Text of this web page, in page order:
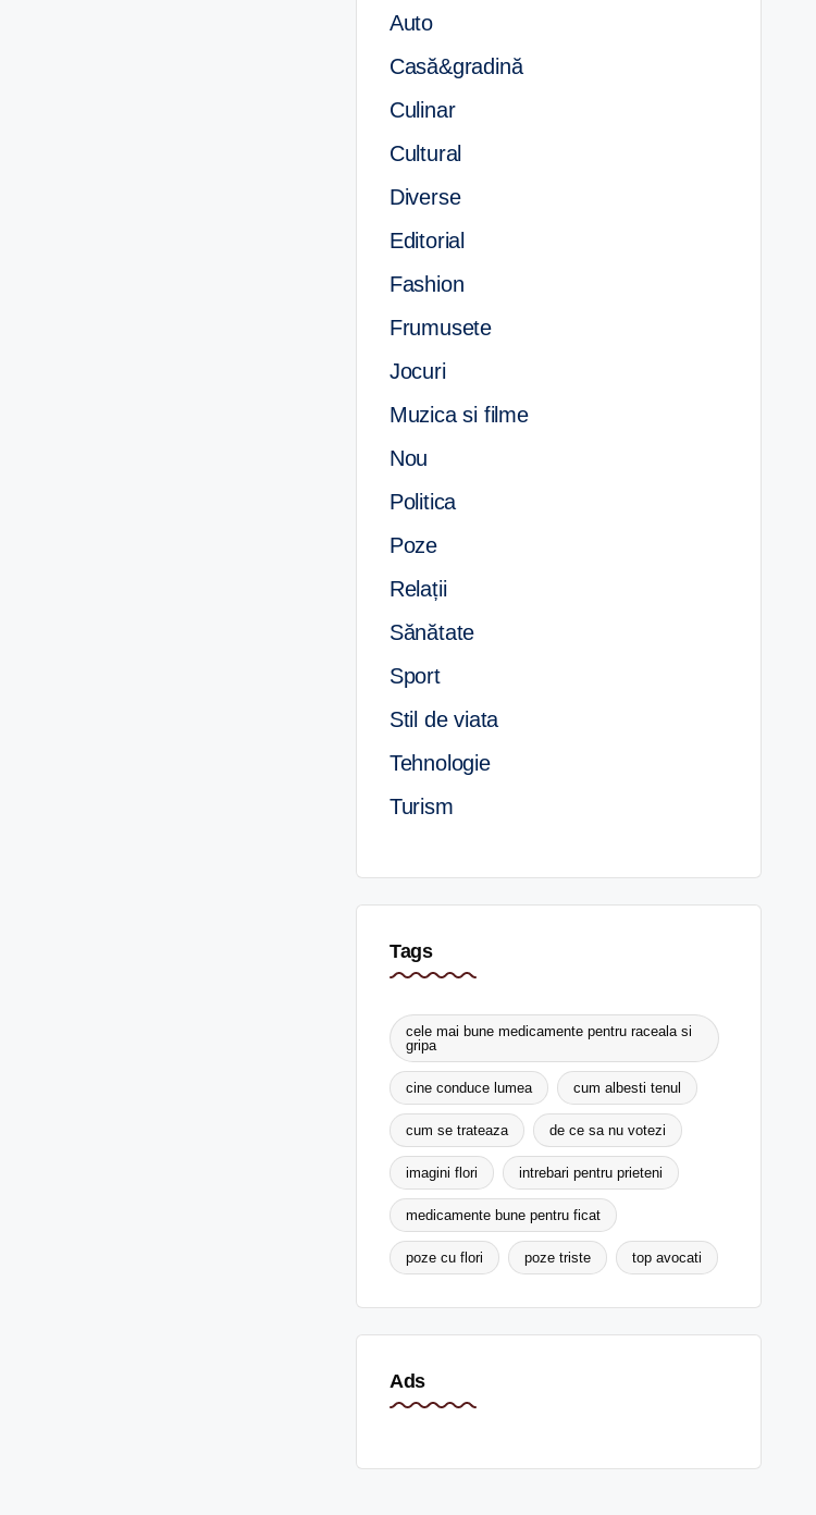
Auto
Casă&gradină
Culinar
Cultural
Diverse
Editorial
Fashion
Frumusete
Jocuri
Muzica si filme
Nou
Politica
Poze
Relații
Sănătate
Sport
Stil de viata
Tehnologie
Turism
Tags
cele mai bune medicamente pentru raceala si
gripa
cine conduce lumea cum albesti tenul
cum se trateaza de ce sa nu votezi
imagini flori intrebari pentru prieteni
medicamente bune pentru ficat
poze cu flori poze triste top avocati
Ads